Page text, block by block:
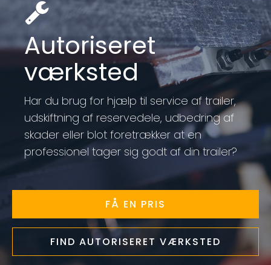
Autoriseret
værksted
Har du brug for hjælp til service af trailer,
udskiftning af reservedele, udbedring af
skader eller blot foretrækker at en
professionel tager sig godt af din trailer?
FÅ EN PRIS
FIND AUTORISERET VÆRKSTED